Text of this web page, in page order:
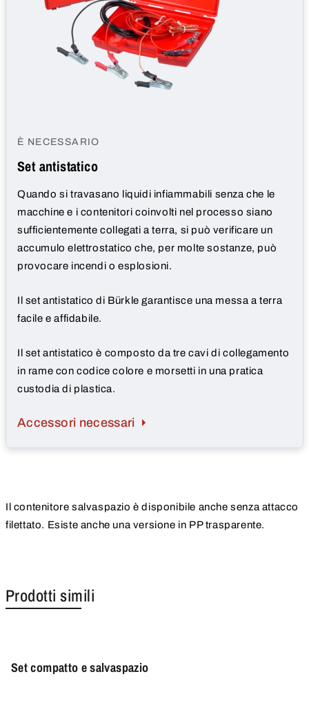
È NECESSARIO
Set antistatico
Quando si travasano liquidi infiammabili senza che le
macchine e i contenitori coinvolti nel processo siano
sufficientemente collegati a terra, si può verificare un
accumulo elettrostatico che, per molte sostanze, può
provocare incendi o esplosioni.
Il set antistatico di Bürkle garantisce una messa a terra
facile e affidabile.
Il set antistatico è composto da tre cavi di collegamento
in rame con codice colore e morsetti in una pratica
custodia di plastica.
Accessori necessari
Il contenitore salvaspazio è disponibile anche senza attacco
filettato. Esiste anche una versione in PP trasparente.
Prodotti simili
Set compatto e salvaspazio